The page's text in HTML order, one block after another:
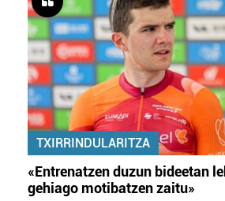
TXIRRINDULARITZA
«Entrenatzen duzun bideetan
gehiago motibatzen zaitu»